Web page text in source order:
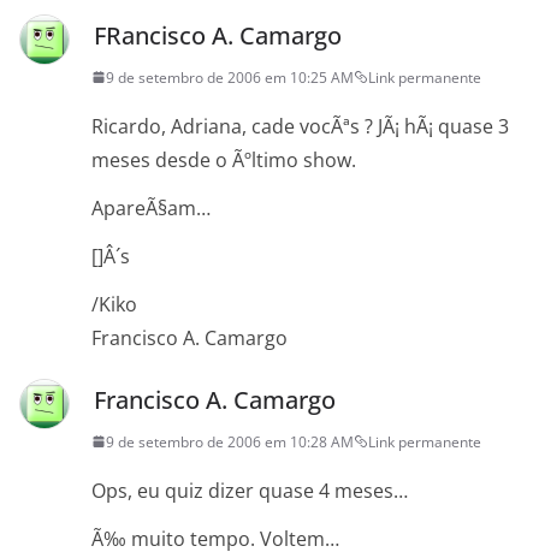
FRancisco A. Camargo
9 de setembro de 2006 em 10:25 AM Link permanente
Ricardo, Adriana, cade vocÃªs ? JÃ¡ hÃ¡ quase 3
meses desde o Ãºltimo show.
ApareÃ§am…
[]Â´s
/Kiko
Francisco A. Camargo
Francisco A. Camargo
9 de setembro de 2006 em 10:28 AM Link permanente
Ops, eu quiz dizer quase 4 meses…
Ã‰ muito tempo. Voltem…